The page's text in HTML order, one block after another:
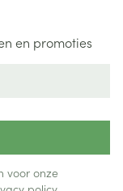
en promoties
voor onze